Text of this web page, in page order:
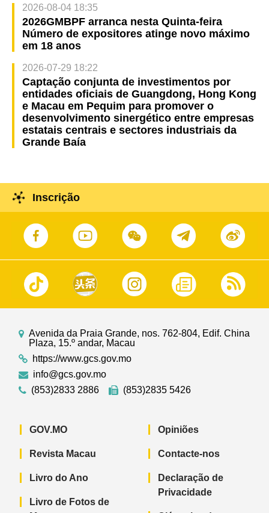
2026-08-04 18:35
2026GMBPF arranca nesta Quinta-feira
Número de expositores atinge novo máximo
em 18 anos
2026-07-29 18:22
Captação conjunta de investimentos por
entidades oficiais de Guangdong, Hong Kong
e Macau em Pequim para promover o
desenvolvimento sinergético entre empresas
estatais centrais e sectores industriais da
Grande Baía
Inscrição
Avenida da Praia Grande, nos. 762-804, Edif. China
Plaza, 15.º andar, Macau
https://www.gcs.gov.mo
info@gcs.gov.mo
(853)2833 2886
(853)2835 5426
GOV.MO
Revista Macau
Livro do Ano
Livro de Fotos de
Opiniões
Contacte-nos
Declaração de
Privacidade